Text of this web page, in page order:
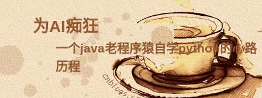
为AI痴狂
一个java老程序猿自学python的心路
历程